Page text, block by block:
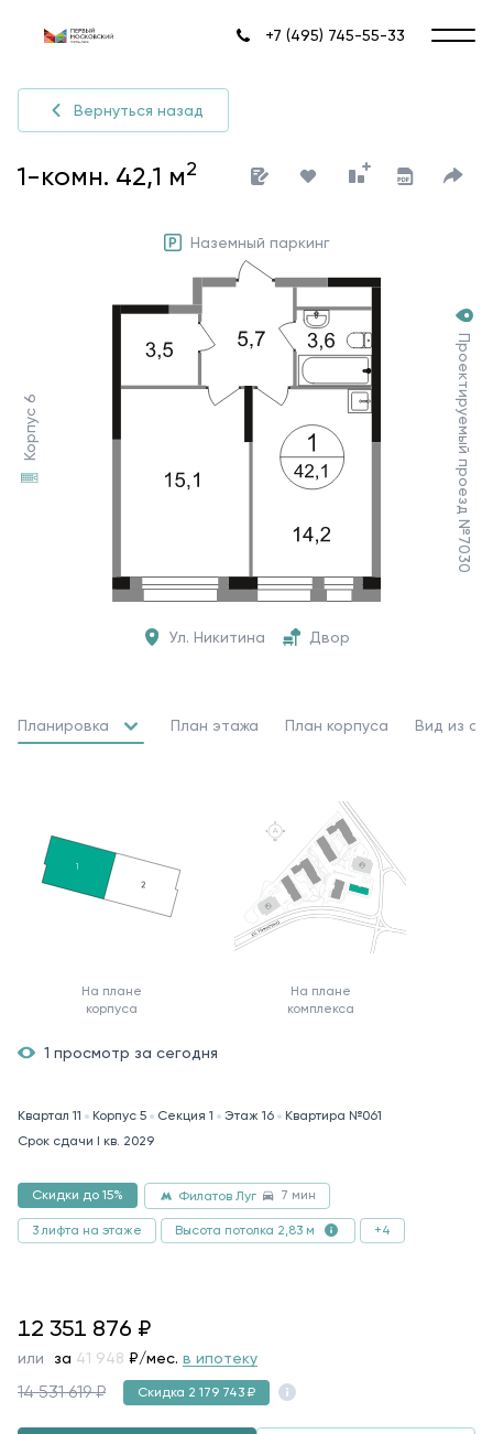
+7 (495) 745-55-33
Вернуться назад
1-комн. 42,1 м2
Корпус 6 Проектируемый проезд №7030
Ул. Никитина Двор
Наземный паркинг
Планировка План этажа План корпуса Вид из
На плане
корпуса
На плане
комплекса
1 просмотр за сегодня
Квартал 11 Корпус 5 Секция 1 Этаж 16
Квартира №061
Срок сдачи I кв. 2029
Скидки до 15% Филатов Луг 7 мин
3 лифта на этаже Высота потолка 2,83 м +4
12351876
12 351 876 ₽
или за 64 208₽/мес.в ипотеку
14 531 619 ₽ Скидка 2 179 743 ₽